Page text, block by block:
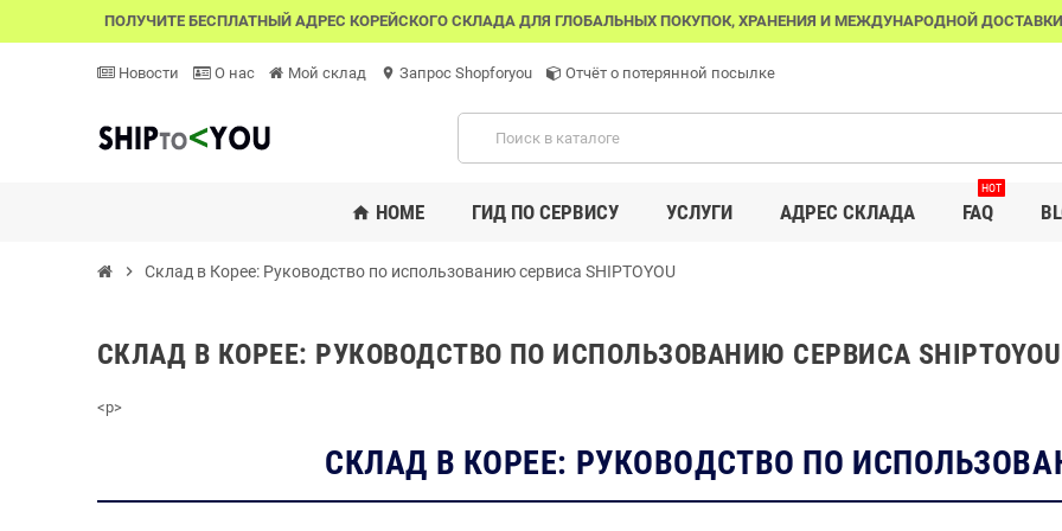
ПОЛУЧИТЕ БЕСПЛАТНЫЙ АДРЕС КОРЕЙСКОГО СКЛАДА ДЛЯ ГЛОБАЛЬНЫХ ПОКУПОК, ХРАНЕНИЯ И МЕЖДУНАРОДНОЙ ДОСТАВКИ
Новости О нас Мой склад location_on Запрос Shopforyou Отчёт о потерянной посылке
home HOME ГИД ПО СЕРВИСУ УСЛУГИ АДРЕС СКЛАДА FAQ
HOT
chevron_right Склад в Корее: Руководство по использованию сервиса SHIPTOYOU
СКЛАД В КОРЕЕ: РУКОВОДСТВО ПО ИСПОЛЬЗОВАНИЮ СЕРВИСА SHIPTOYOU
<p>
СКЛАД В КОРЕЕ: РУКОВОДСТВО ПО